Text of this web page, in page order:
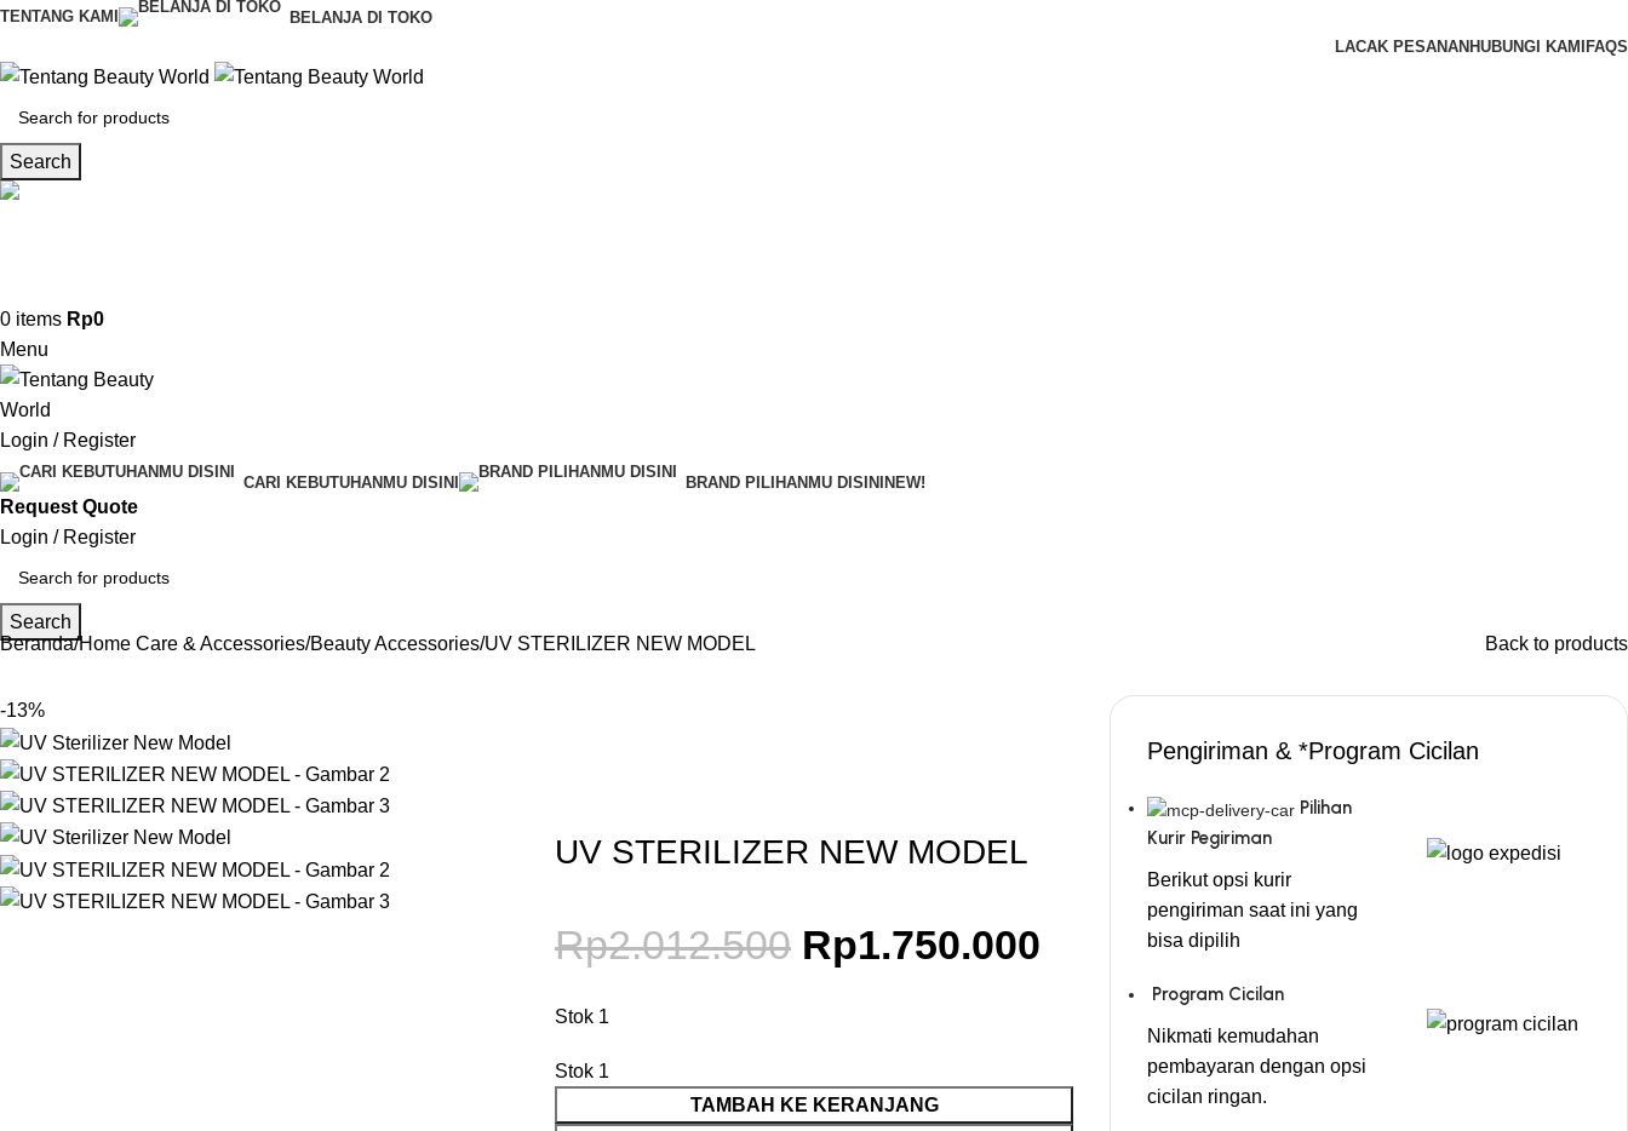
TENTANG KAMI
BELANJA DI TOKO
LACAK PESANAN HUBUNGI KAMI FAQS
Search
0 items Rp0
Menu
Login / Register
CARI KEBUTUHANMU DISINI BRAND PILIHANMU DISINI NEW!
Request Quote
Login / Register
Search
Beranda Home Care & Accessories Beauty Accessories UV STERILIZER NEW MODEL Back to products
-13%
UV STERILIZER NEW MODEL
Rp2.012.500 Rp1.750.000
Stok 1
Stok 1
TAMBAH KE KERANJANG
Pengiriman & *Program Cicilan
Pilihan
Kurir Pegiriman
Berikut opsi kurir
pengiriman saat ini yang
bisa dipilih
Program Cicilan
Nikmati kemudahan
pembayaran dengan opsi
cicilan ringan.